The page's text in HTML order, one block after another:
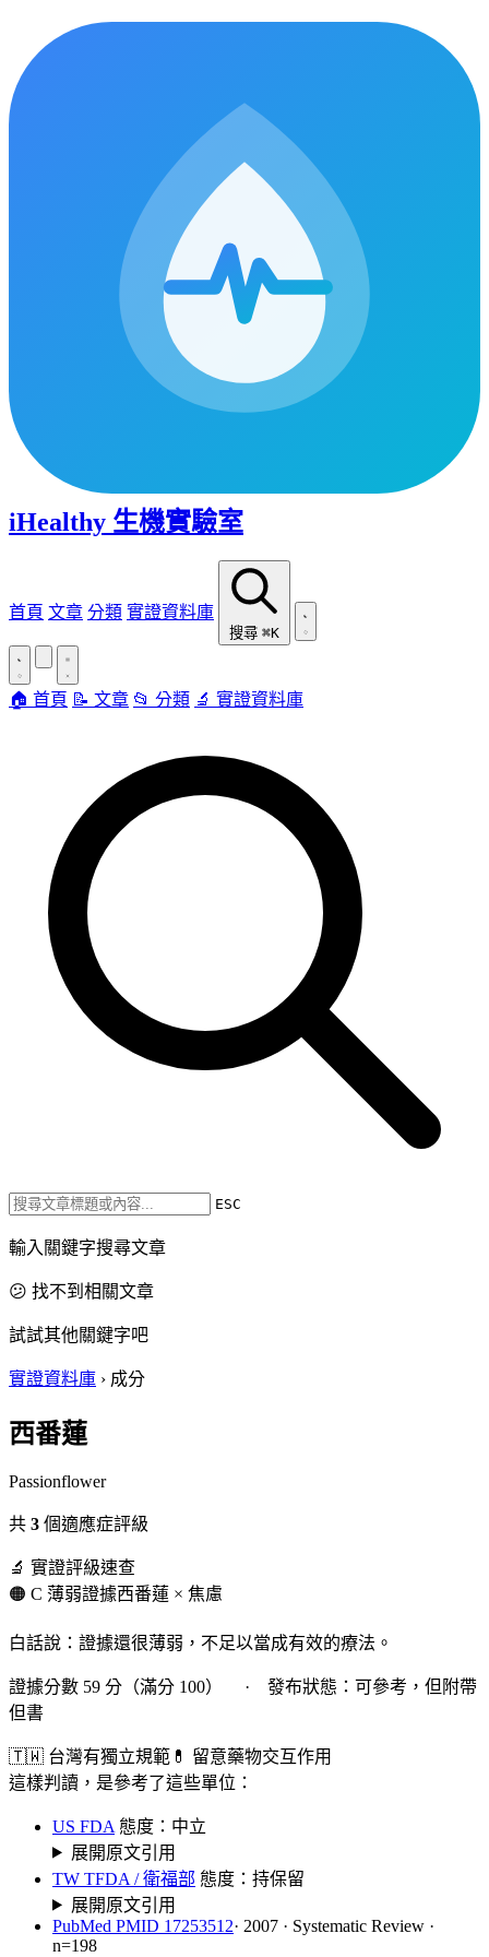
iHealthy 生機實驗室
首頁 文章 分類 實證資料庫
搜尋 ⌘K
🏠 首頁 📝 文章 📂 分類 🔬 實證資料庫
ESC
輸入關鍵字搜尋文章
😕 找不到相關文章
試試其他關鍵字吧
實證資料庫 › 成分
西番蓮
Passionflower
共 3 個適應症評級
🔬 實證評級速查
🟠 C 薄弱證據西番蓮 × 焦慮
白話說：證據還很薄弱，不足以當成有效的療法。
證據分數 59 分（滿分 100） · 發布狀態：可參考，但附帶
但書
🇹🇼 台灣有獨立規範 💊 留意藥物交互作用
這樣判讀，是參考了這些單位：
US FDA 態度：中立
展開原文引用
TW TFDA / 衛福部 態度：持保留
展開原文引用
PubMed PMID 17253512· 2007 · Systematic Review ·
n=198